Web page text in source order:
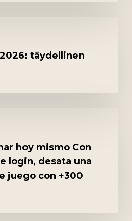
täydellinen
hoy mismo Con
login, desata una
juego con +300